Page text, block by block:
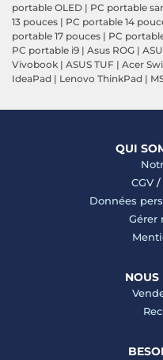
portable OLED | PC portable
13 pouces | PC portable 14
portable 17 pouces | PC
PC portable i9 | Asus ROG |
Vivobook | ASUS TUF | Acer
IdeaPad | Lenovo ThinkPad |
QUI
CGV/
Données
Gérer
NOUS